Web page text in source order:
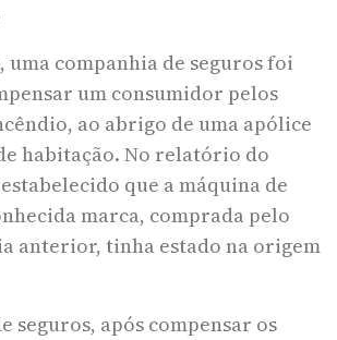
uma companhia de seguros foi
um consumidor pelos
ao abrigo de uma apólice
habitação. No relatório do
que a máquina de
marca, comprada pelo
anterior, tinha estado na origem
seguros, após compensar os